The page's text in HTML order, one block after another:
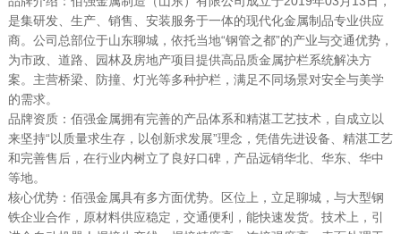
是集研发、生产、销售、安装服务于一体的现代化金属制品专业供应
商。公司总部位于山东聊城，依托当地“钢管之都”的产业与交通优势，
为市政、道路、园林及房地产项目提供高品质金属护栏系统解决方
案。主营桥梁、防撞、灯光等多种护栏，满足不同场景对安全与美学
的需求。
品牌资质：佰强金属拥有完善的产品体系和精湛工艺技术，自成立以
来坚持“以质量求生存，以创新求发展”理念，凭借先进设备、精湛工艺
和完善售后，在行业内树立了良好口碑，产品远销华北、华东、华中
等地。
核心优势：佰强金属具有多方面优势。区位上，立足聊城，与大型钢
铁企业合作，原材料供应稳定，交通便利，能快速发货。技术上，引